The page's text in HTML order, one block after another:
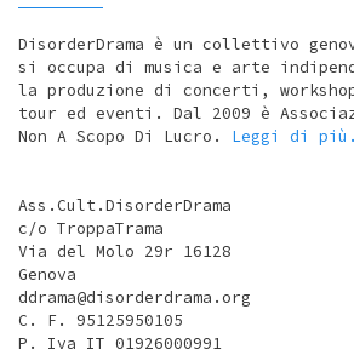
DisorderDrama è un collettivo
si occupa di musica e arte
la produzione di concerti,
tour ed eventi. Dal 2009 è
Non A Scopo Di Lucro. Leggi di più.
Ass.Cult.DisorderDrama
c/o TroppaTrama
Via del Molo 29r 16128
Genova
ddrama@disorderdrama.org
C. F. 95125950105
P. Iva IT 01926000991